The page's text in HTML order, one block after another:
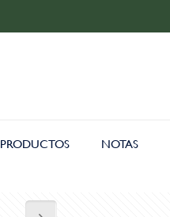
PRODUCTOS NOTAS